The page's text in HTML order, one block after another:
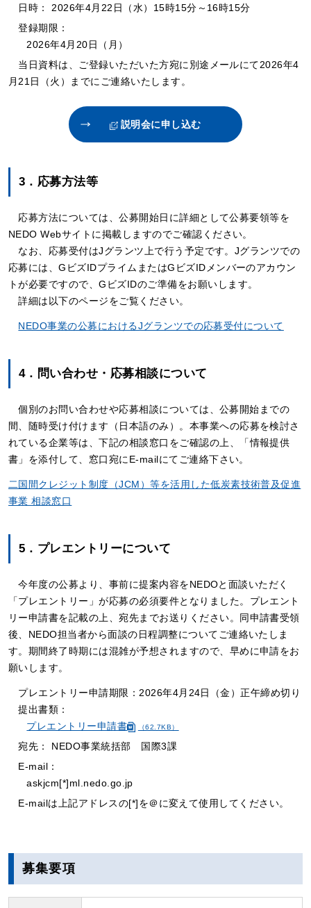
日時：
2026年4月22日（水）15時15分～16時15分
登録期限：
2026年4月20日（月）
当日資料は、ご登録いただいた方宛に別途メールにて2026年4
月21日（火）までにご連絡いたします。
説明会に申し込む
3．応募方法等
応募方法については、公募開始日に詳細として公募要領等を
NEDO Webサイトに掲載しますのでご確認ください。
なお、応募受付はJグランツ上で行う予定です。Jグランツでの
応募には、GビズIDプライムまたはGビズIDメンバーのアカウン
トが必要ですので、GビズIDのご準備をお願いします。
詳細は以下のページをご覧ください。
NEDO事業の公募におけるJグランツでの応募受付について
4．問い合わせ・応募相談について
個別のお問い合わせや応募相談については、公募開始までの
間、随時受け付けます（日本語のみ）。本事業への応募を検討さ
れている企業等は、下記の相談窓口をご確認の上、「情報提供
書」を添付して、窓口宛にE-mailにてご連絡下さい。
二国間クレジット制度（JCM）等を活用した低炭素技術普及促進
事業 相談窓口
5． プレエントリーについて
今年度の公募より、事前に提案内容をNEDOと面談いただく
「プレエントリー」が応募の必須要件となりました。プレエント
リー申請書を記載の上、宛先までお送りください。同申請書受領
後、NEDO担当者から面談の日程調整についてご連絡いたしま
す。期間終了時期には混雑が予想されますので、早めに申請をお
願いします。
プレエントリー申請期限：2026年4月24日（金）正午締め切り
提出書類：
プレエントリー申請書
（62.7KB）
宛先： NEDO事業統括部
国際3課
E-mail：
askjcm[*]ml.nedo.go.jp
E-mailは上記アドレスの[*]を＠に変えて使用してください。
募集要項